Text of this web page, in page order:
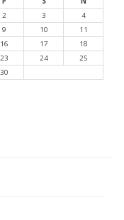
2 3
4
9 10
11
16 17
18
23 24
25
30